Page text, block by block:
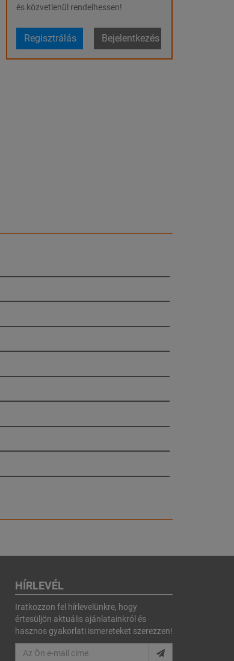
és közvetlenül rendelhessen!
Regisztrálás Bejelentkezés
HÍRLEVÉL
Iratkozzon fel hírlevelünkre, hogy
értesüljön aktuális ajánlatainkról és
hasznos gyakorlati ismereteket szerezzen!